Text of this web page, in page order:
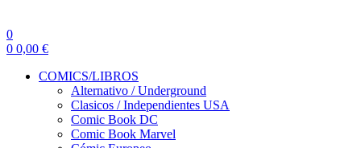
0
0 0,00 €
COMICS/LIBROS
Alternativo / Underground
Clasicos / Independientes USA
Comic Book DC
Comic Book Marvel